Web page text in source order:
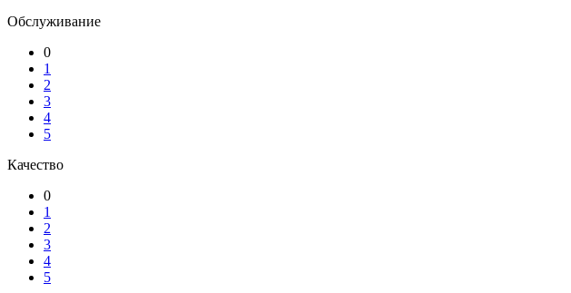
Обслуживание
0
1
2
3
4
5
Качество
0
1
2
3
4
5